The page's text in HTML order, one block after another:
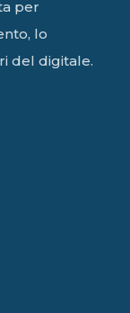
per
lo
del digitale.